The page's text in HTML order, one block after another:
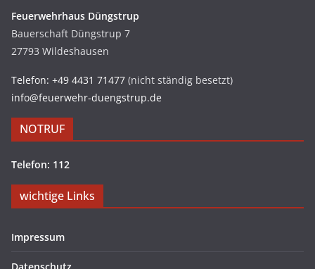
Feuerwehrhaus Düngstrup
Bauerschaft Düngstrup 7
27793 Wildeshausen
Telefon: +49 4431 71477 (nicht ständig besetzt)
info@feuerwehr-duengstrup.de
NOTRUF
Telefon: 112
wichtige Links
Impressum